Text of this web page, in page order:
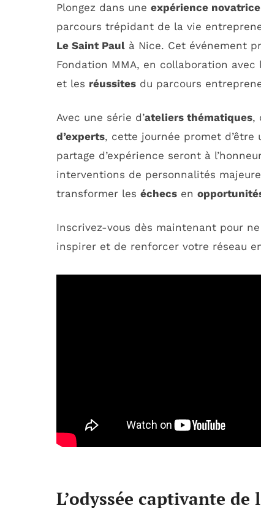
Plongez dans une expérience novatrice
parcours trépidant de la vie
Le Saint Paul à Nice. Cet événement
Fondation MMA, en collaboration avec
et les réussites du parcours
Avec une série d’ateliers thématiques,
d’experts, cette journée promet d’être
partage d’expérience seront à
interventions de personnalités
transformer les échecs en
Inscrivez-vous dès maintenant pour
inspirer et de renforcer votre réseau
L’odyssée captivante